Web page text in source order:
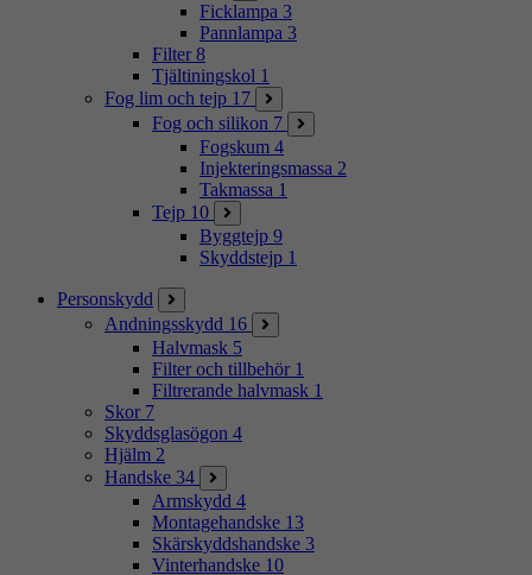
Ficklampa 3
Pannlampa 3
Filter 8
Tjältiningskol 1
Fog lim och tejp 17
Fog och silikon 7
Fogskum 4
Injekteringsmassa 2
Takmassa 1
Tejp 10
Byggtejp 9
Skyddstejp 1
Personskydd
Andningsskydd 16
Halvmask 5
Filter och tillbehör 1
Filtrerande halvmask 1
Skor 7
Skyddsglasögon 4
Hjälm 2
Handske 34
Armskydd 4
Montagehandske 13
Skärskyddshandske 3
Vinterhandske 10